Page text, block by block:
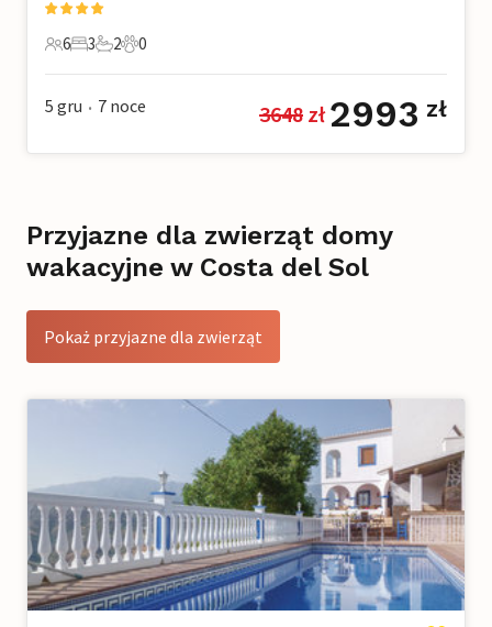
6 Goście
6
3 Sypialnie
3
2 Łazienki
2
0 Zwierzęta domowe
0
5 gru • 7 noce 3648 zł 2993 zł
Przyjazne dla zwierząt domy
wakacyjne w Costa del Sol
Pokaż przyjazne dla zwierząt